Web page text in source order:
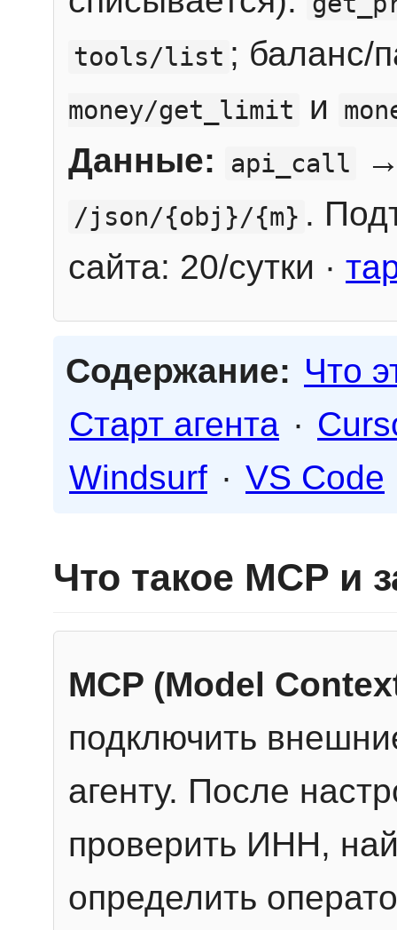
tools/list ; баланс/
money/get_limit и
Данные: api_call
/json/{obj}/{m} .
сайта: 20/сутки ·
Содержание: Что
Старт агента ·
Windsurf · VS Code
Что такое MCP и
MCP (Model
подключить
агенту. После
проверить ИНН,
определить